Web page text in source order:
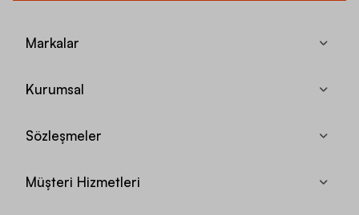
Markalar
Kurumsal
Sözleşmeler
Müşteri Hizmetleri